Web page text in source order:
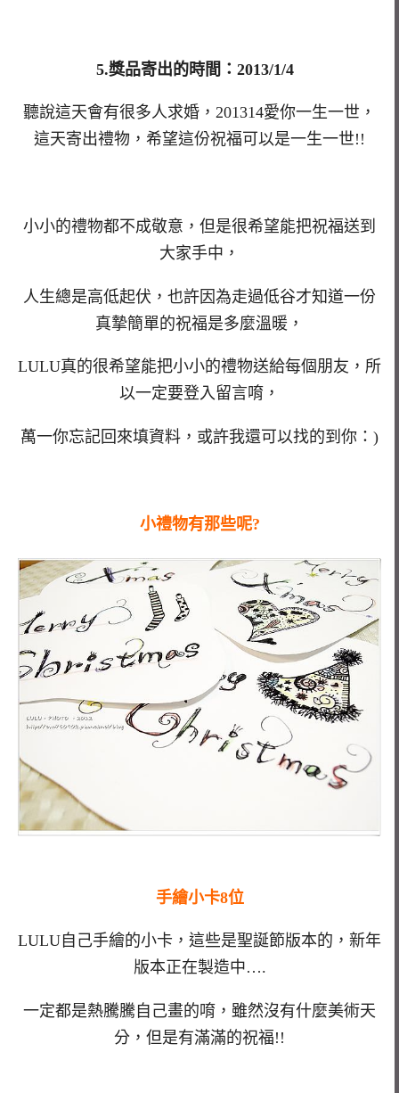
5.獎品寄出的時間：2013/1/4
聽說這天會有很多人求婚，201314愛你一生一世，
這天寄出禮物，希望這份祝福可以是一生一世!!
小小的禮物都不成敬意，但是很希望能把祝福送到
大家手中，
人生總是高低起伏，也許因為走過低谷才知道一份
真摯簡單的祝福是多麼溫暖，
LULU真的很希望能把小小的禮物送給每個朋友，所
以一定要登入留言唷，
萬一你忘記回來填資料，或許我還可以找的到你：)
小禮物有那些呢?
手繪小卡8位
LULU自己手繪的小卡，這些是聖誕節版本的，新年
版本正在製造中….
一定都是熱騰騰自己畫的唷，雖然沒有什麼美術天
分，但是有滿滿的祝福!!